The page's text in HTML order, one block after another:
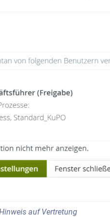
auf Vertretung